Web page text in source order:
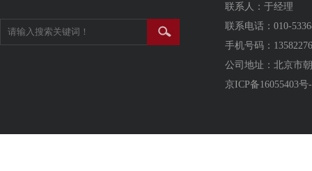
联系人：于经理
联系电话：010-
手机号码：
公司地址：北京市
京ICP备16055403号